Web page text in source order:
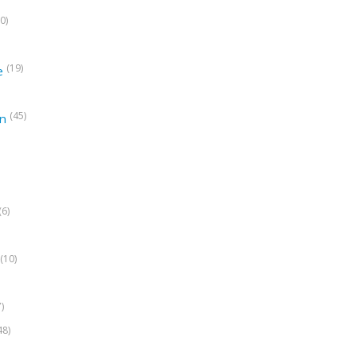
(19)
(45)
(10)